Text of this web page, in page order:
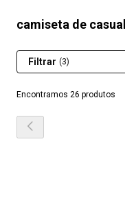
camiseta de
Encontramos 26 produtos
Filtrar (3)